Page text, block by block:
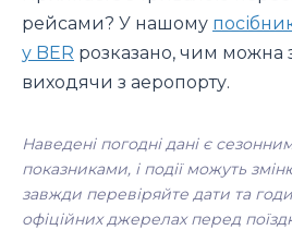
рейсами? У нашому
у BER розказано, чим можна
виходячи з аеропорту.
Наведені погодні дані є
показниками, і події можуть
завжди перевіряйте дати та
офіційних джерелах перед